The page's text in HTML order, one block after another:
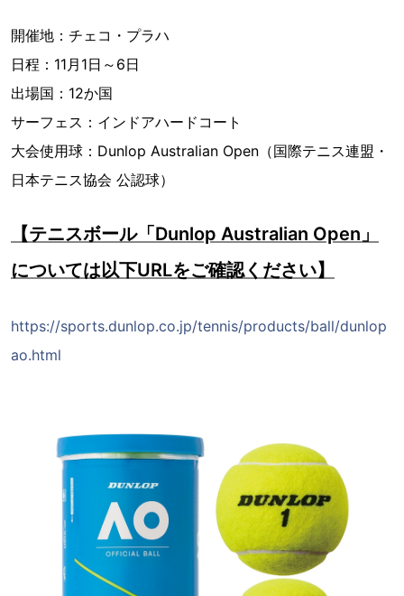
開催地：チェコ・プラハ
日程：11月1日～6日
出場国：12か国
サーフェス：インドアハードコート
大会使用球：Dunlop Australian Open（国際テニス連盟・
日本テニス協会 公認球）
【テニスボール「Dunlop Australian Open」
については以下URLをご確認ください】
https://sports.dunlop.co.jp/tennis/products/ball/dunlop
ao.html